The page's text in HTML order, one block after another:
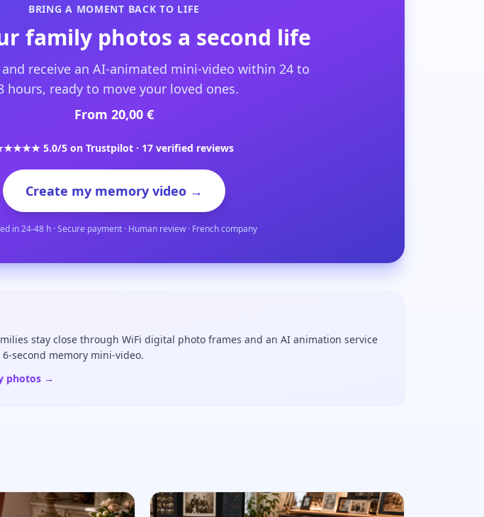
BRING A MOMENT BACK TO LIFE
family photos a second life
receive an AI-animated mini-video within 24 to
hours, ready to move your loved ones.
From 20,00 €
5.0/5 on Trustpilot · 17 verified reviews
Create my memory video →
in 24-48 h · Secure payment · Human review · French company
stay close through WiFi digital photo frames and an AI animation service
second memory mini-video.
photos →